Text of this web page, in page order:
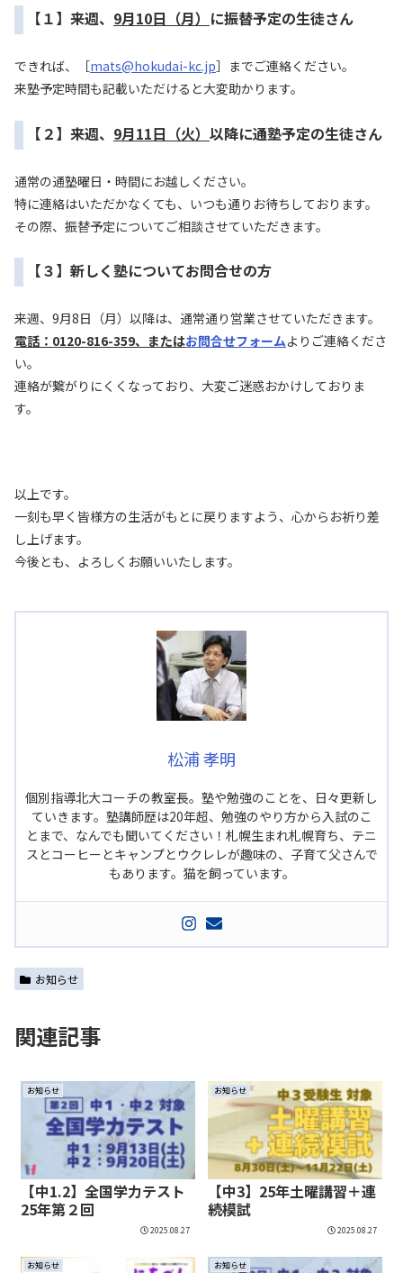
【１】来週、 9月10日（月） に振替予定の生徒さん
できれば、［mats@hokudai-kc.jp］までご連絡ください。
来塾予定時間も記載いただけると大変助かります。
【２】来週、 9月11日（火） 以降に通塾予定の生徒さん
通常の通塾曜日・時間にお越しください。
特に連絡はいただかなくても、いつも通りお待ちしております。
その際、振替予定についてご相談させていただきます。
【３】新しく塾についてお問合せの方
来週、9月8日（月）以降は、通常通り営業させていただきます。
電話：0120-816-359、またはお問合せフォームよりご連絡くださ
い。
連絡が繋がりにくくなっており、大変ご迷惑おかけしておりま
す。
以上です。
一刻も早く皆様方の生活がもとに戻りますよう、心からお祈り差
し上げます。
今後とも、よろしくお願いいたします。
松浦 孝明
個別指導北大コーチの教室長。塾や勉強のことを、日々更新し
ていきます。塾講師歴は20年超、勉強のやり方から入試のこ
とまで、なんでも聞いてください！札幌生まれ札幌育ち、テニ
スとコーヒーとキャンプとウクレレが趣味の、子育て父さんで
もあります。猫を飼っています。
お知らせ
関連記事
お知らせ
【中1.2】全国学力テスト
25年第２回
2025.08.27
お知らせ
【中3】25年土曜講習＋連
続模試
2025.08.27
お知らせ お知らせ